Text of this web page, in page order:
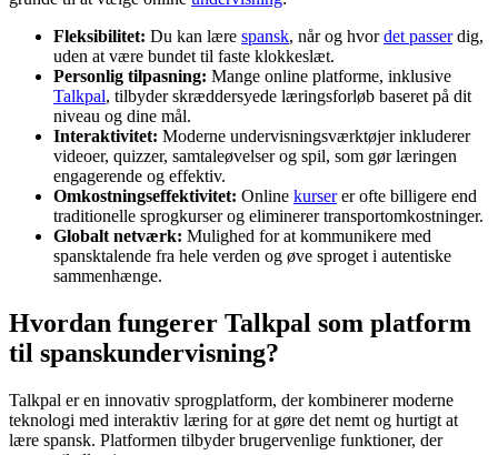
Fleksibilitet: Du kan lære spansk, når og hvordet passerdig,
uden at være bundet til faste klokkeslæt.
Personlig tilpasning: Mange online platforme, inklusive
Talkpal, tilbyder skræddersyede læringsforløb baseret på dit
niveau og dine mål.
Interaktivitet: Moderne undervisningsværktøjer inkluderer
videoer, quizzer, samtaleøvelser og spil, som gør læringen
engagerende og effektiv.
Omkostningseffektivitet: Online kurserer ofte billigere end
traditionelle sprogkurser og eliminerer transportomkostninger.
Globalt netværk: Mulighed for at kommunikere med
spansktalende fra hele verden og øve sproget i autentiske
sammenhænge.
Hvordan fungerer Talkpal som platform
til spanskundervisning?
Talkpal er en innovativ sprogplatform, der kombinerer moderne
teknologi med interaktiv læring for at gøre det nemt og hurtigt at
lære spansk. Platformen tilbyder brugervenlige funktioner, der